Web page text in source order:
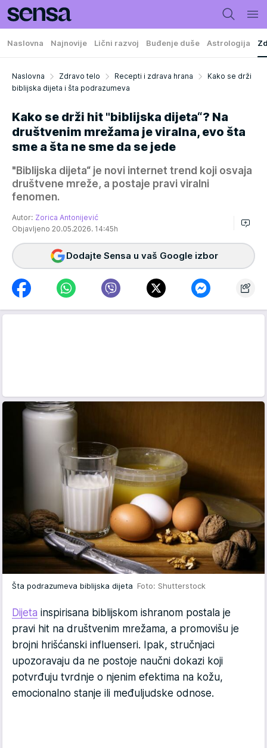
Naslovna Najnovije Lični razvoj Buđenje duše Astrologija
Naslovna Zdravo telo Recepti i zdrava hrana
Kako se drži
biblijska dijeta i šta podrazumeva
Kako se drži hit "biblijska dijeta“? Na
društvenim mrežama je viralna, evo šta
sme a šta ne sme da se jede
"Biblijska dijeta“ je novi internet trend koji osvaja
društvene mreže, a postaje pravi viralni
fenomen.
Autor: Zorica Antonijević
Objavljeno 20.05.2026. 14:45h
Dodajte Sensa u vaš Google izbor
Šta podrazumeva biblijska dijeta Foto: Shutterstock
Dijeta inspirisana biblijskom ishranom postala je
pravi hit na društvenim mrežama, a promovišu je
brojni hrišćanski influenseri. Ipak, stručnjaci
upozoravaju da ne postoje naučni dokazi koji
potvrđuju tvrdnje o njenim efektima na kožu,
emocionalno stanje ili međuljudske odnose.